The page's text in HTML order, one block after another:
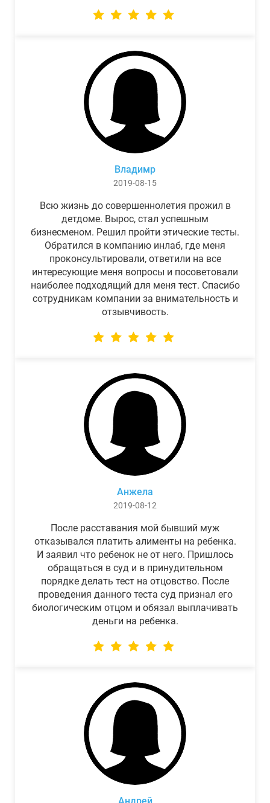
Владимр
2019-08-15
Всю жизнь до совершеннолетия прожил в
детдоме. Вырос, стал успешным
бизнесменом. Решил пройти этические тесты.
Обратился в компанию инлаб, где меня
проконсультировали, ответили на все
интересующие меня вопросы и посоветовали
наиболее подходящий для меня тест. Спасибо
сотрудникам компании за внимательность и
отзывчивость.
Анжела
2019-08-12
После расставания мой бывший муж
отказывался платить алименты на ребенка.
И заявил что ребенок не от него. Пришлось
обращаться в суд и в принудительном
порядке делать тест на отцовство. После
проведения данного теста суд признал его
биологическим отцом и обязал выплачивать
деньги на ребенка.